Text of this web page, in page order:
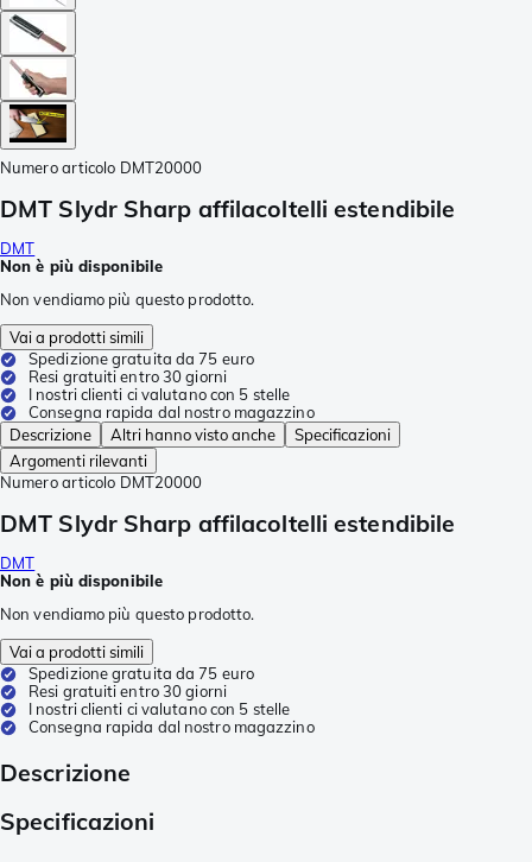
Numero articolo DMT20000
DMT Slydr Sharp affilacoltelli estendibile
DMT
Non è più disponibile
Non vendiamo più questo prodotto.
Vai a prodotti simili
Spedizione gratuita da 75 euro
Resi gratuiti entro 30 giorni
I nostri clienti ci valutano con 5 stelle
Consegna rapida dal nostro magazzino
Descrizione
Altri hanno visto anche
Specificazioni
Argomenti rilevanti
Numero articolo DMT20000
DMT Slydr Sharp affilacoltelli estendibile
DMT
Non è più disponibile
Non vendiamo più questo prodotto.
Vai a prodotti simili
Spedizione gratuita da 75 euro
Resi gratuiti entro 30 giorni
I nostri clienti ci valutano con 5 stelle
Consegna rapida dal nostro magazzino
Descrizione
Specificazioni